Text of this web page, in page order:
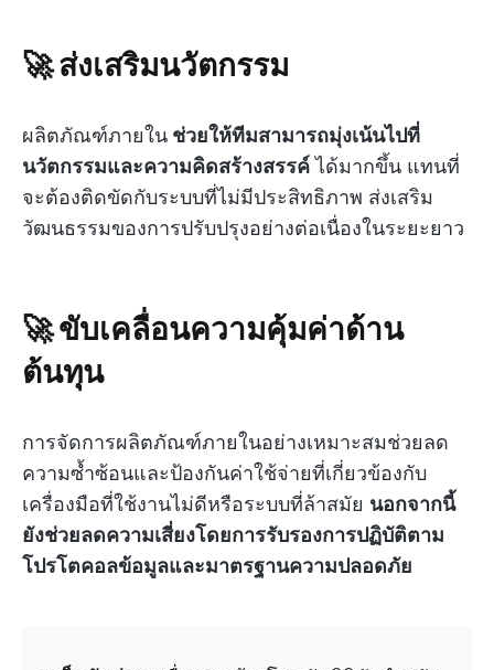
🚀 ส่งเสริมนวัตกรรม
ผลิตภัณฑ์ภายใน ช่วยให้ทีมสามารถมุ่งเน้นไปที่
นวัตกรรมและความคิดสร้างสรรค์ได้มากขึ้น แทนที่
จะต้องติดขัดกับระบบที่ไม่มีประสิทธิภาพ ส่งเสริม
วัฒนธรรมของการปรับปรุงอย่างต่อเนื่องในระยะยาว
🚀 ขับเคลื่อนความคุ้มค่าด้าน
ต้นทุน
การจัดการผลิตภัณฑ์ภายในอย่างเหมาะสมช่วยลด
ความซ้ำซ้อนและป้องกันค่าใช้จ่ายที่เกี่ยวข้องกับ
เครื่องมือที่ใช้งานไม่ดีหรือระบบที่ล้าสมัย นอกจากนี้
ยังช่วยลดความเสี่ยงโดยการรับรองการปฏิบัติตาม
โปรโตคอลข้อมูลและมาตรฐานความปลอดภัย